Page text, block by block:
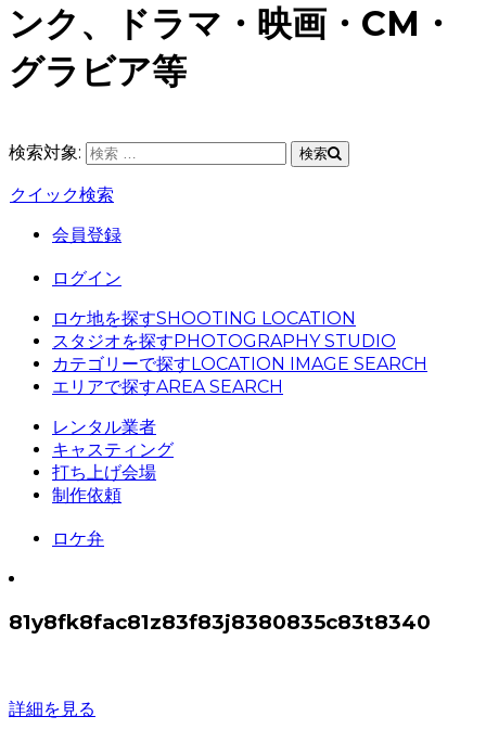
ンク、ドラマ・映画・CM・
グラビア等
検索対象: 検索
クイック検索
会員登録
ログイン
ロケ地を探すSHOOTING LOCATION
スタジオを探すPHOTOGRAPHY STUDIO
カテゴリーで探すLOCATION IMAGE SEARCH
エリアで探すAREA SEARCH
レンタル業者
キャスティング
打ち上げ会場
制作依頼
ロケ弁
81y8fk8fac81z83f83j8380835c83t8340
詳細を見る